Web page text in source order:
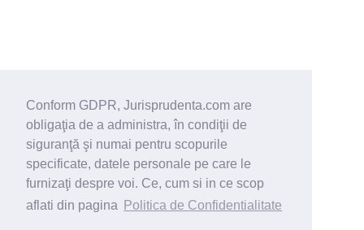
Conform GDPR, Jurisprudenta.com are
obligaţia de a administra, în condiţii de
siguranţă şi numai pentru scopurile
specificate, datele personale pe care le
furnizaţi despre voi. Ce, cum si in ce scop
aflati din pagina
Politica de Confidentialitate